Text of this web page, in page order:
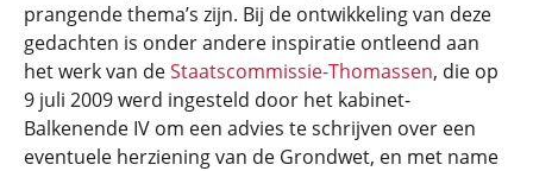
prangende thema’s zijn. Bij de ontwikkeling van deze
gedachten is onder andere inspiratie ontleend aan
het werk van deStaatscommissie-Thomassen, die op
9 juli 2009 werd ingesteld door het kabinet-
Balkenende IV om een advies te schrijven over een
eventuele herziening van de Grondwet, en met name